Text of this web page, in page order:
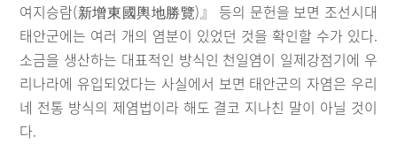
여지승람(新增東國輿地勝覽)』 등의 문헌을 보면 조선시대
태안군에는 여러 개의 염분이 있었던 것을 확인할 수가 있다.
소금을 생산하는 대표적인 방식인 천일염이 일제강점기에 우
리나라에 유입되었다는 사실에서 보면 태안군의 자염은 우리
네 전통 방식의 제염법이라 해도 결코 지나친 말이 아닐 것이
다.